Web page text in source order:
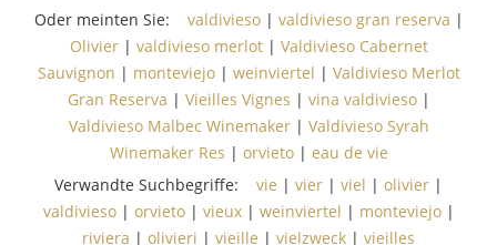
Oder meinten Sie: valdivieso| valdivieso gran reserva |
Olivier| valdivieso merlot| Valdivieso Cabernet
Sauvignon | monteviejo| weinviertel | Valdivieso Merlot
Gran Reserva | Vieilles Vignes | vina valdivieso|
Valdivieso Malbec Winemaker| Valdivieso Syrah
Winemaker Res | orvieto| eau de vie
Verwandte Suchbegriffe:
vie | vier | viel | olivier |
valdivieso| orvieto| vieux| weinviertel | monteviejo|
riviera | olivieri | vieille | vielzweck | vieilles